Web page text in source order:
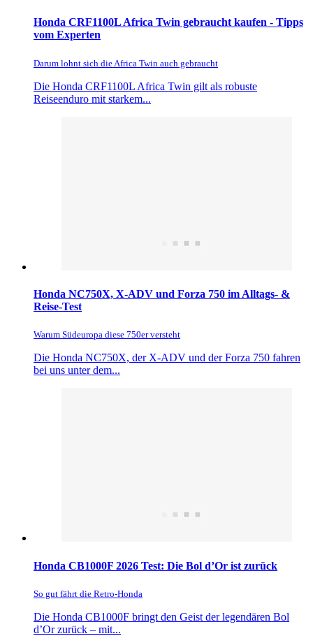
Honda CRF1100L Africa Twin gebraucht kaufen - Tipps
vom Experten
Darum lohnt sich die Africa Twin auch gebraucht
Die Honda CRF1100L Africa Twin gilt als robuste
Reiseenduro mit starkem...
Honda NC750X, X-ADV und Forza 750 im Alltags- &
Reise-Test
Warum Südeuropa diese 750er versteht
Die Honda NC750X, der X-ADV und der Forza 750 fahren
bei uns unter dem...
Honda CB1000F 2026 Test: Die Bol d’Or ist zurück
So gut fährt die Retro-Honda
Die Honda CB1000F bringt den Geist der legendären Bol
d’Or zurück – mit...